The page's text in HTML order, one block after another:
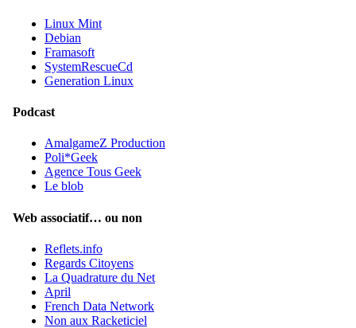
Linux Mint
Debian
Framasoft
SystemRescueCd
Generation Linux
Podcast
AmalgameZ Production
Poli*Geek
Agence Tous Geek
Le blob
Web associatif… ou non
Reflets.info
Regards Citoyens
La Quadrature du Net
April
French Data Network
Non aux Racketiciel